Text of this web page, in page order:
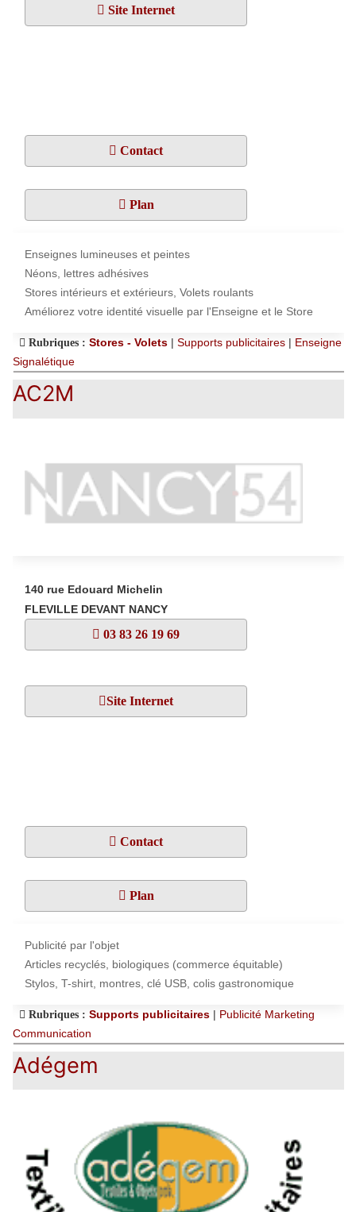
Site Internet
Contact
Plan
Enseignes lumineuses et peintes
Néons, lettres adhésives
Stores intérieurs et extérieurs, Volets roulants
Améliorez votre identité visuelle par l'Enseigne et le Store
Rubriques : Stores - Volets | Supports publicitaires | Enseigne
Signalétique
AC2M
140 rue Edouard Michelin
FLEVILLE DEVANT NANCY
03 83 26 19 69
Site Internet
Contact
Plan
Publicité par l'objet
Articles recyclés, biologiques (commerce équitable)
Stylos, T-shirt, montres, clé USB, colis gastronomique
Rubriques : Supports publicitaires | Publicité Marketing
Communication
Adégem